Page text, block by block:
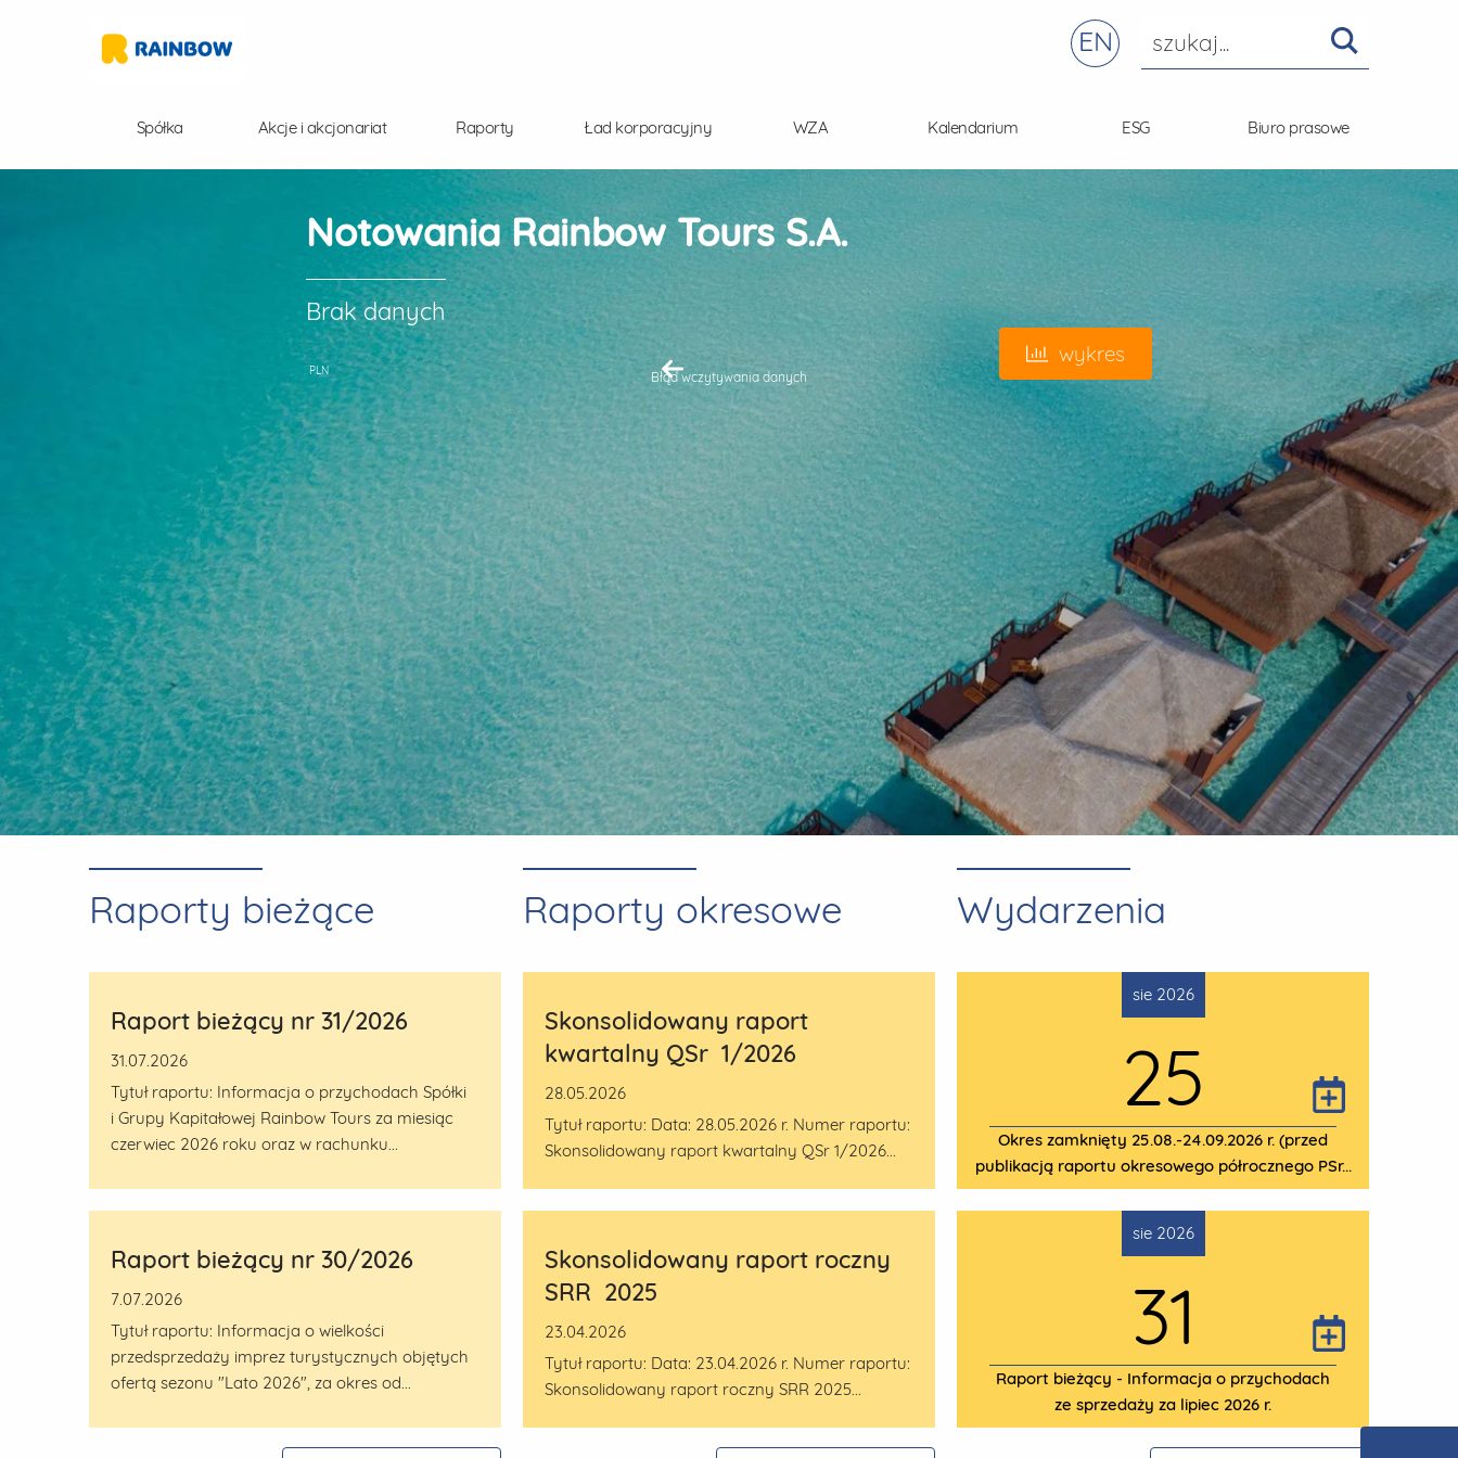
EN
Spółka Akcje i akcjonariat Raporty Ład korporacyjny WZA Kalendarium ESG Biuro prasowe
Notowania Rainbow Tours S.A.
Brak danych
Błąd wczytywania danych
PLN
wykres
Raporty bieżące
Raport bieżący nr 31/2026
31.07.2026
Tytuł raportu: Informacja o przychodach Spółki
i Grupy Kapitałowej Rainbow Tours za miesiąc
czerwiec 2026 roku oraz w rachunku...
Raport bieżący nr 30/2026
7.07.2026
Tytuł raportu: Informacja o wielkości
przedsprzedaży imprez turystycznych objętych
ofertą sezonu "Lato 2026", za okres od...
Raporty okresowe
Skonsolidowany raport
kwartalny QSr 1/2026
28.05.2026
Tytuł raportu: Data: 28.05.2026 r. Numer raportu:
Skonsolidowany raport kwartalny QSr 1/2026...
Skonsolidowany raport roczny
SRR 2025
23.04.2026
Tytuł raportu: Data: 23.04.2026 r. Numer raportu:
Skonsolidowany raport roczny SRR 2025...
Wydarzenia
sie 2026
25
Okres zamknięty 25.08.-24.09.2026 r. (przed
publikacją raportu okresowego półrocznego PSr...
sie 2026
31
Raport bieżący - Informacja o przychodach
ze sprzedaży za lipiec 2026 r.